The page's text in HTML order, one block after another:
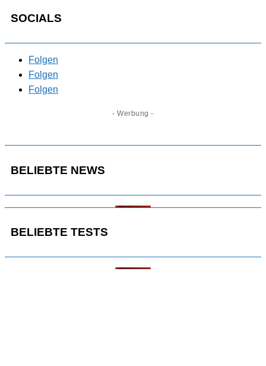
SOCIALS
Folgen
Folgen
Folgen
- Werbung -
BELIEBTE NEWS
BELIEBTE TESTS